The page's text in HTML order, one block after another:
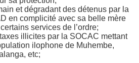
et dégradant des détenus par la
en complicité avec sa belle mère
services de l’ordre;
illicites par la SOCAC mettant
ilophone de Muhembe,
etc;